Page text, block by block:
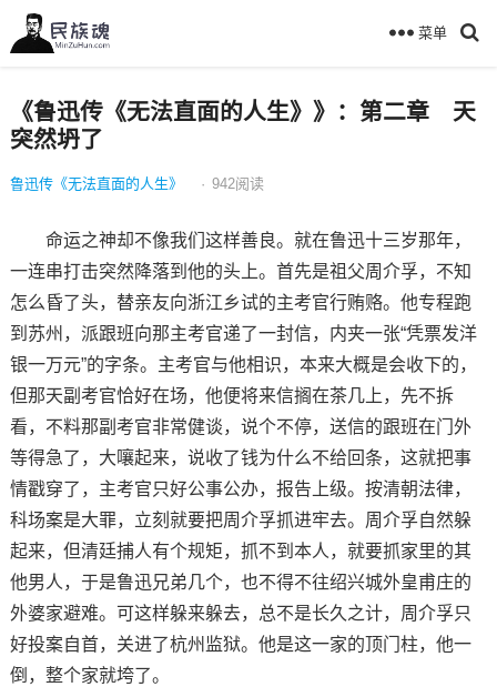
菜单
《鲁迅传《无法直面的人生》》：第二章 天
突然坍了
鲁迅传《无法直面的人生》 · 942阅读
命运之神却不像我们这样善良。就在鲁迅十三岁那年，
一连串打击突然降落到他的头上。首先是祖父周介孚，不知
怎么昏了头，替亲友向浙江乡试的主考官行贿赂。他专程跑
到苏州，派跟班向那主考官递了一封信，内夹一张“凭票发洋
银一万元”的字条。主考官与他相识，本来大概是会收下的，
但那天副考官恰好在场，他便将来信搁在茶几上，先不拆
看，不料那副考官非常健谈，说个不停，送信的跟班在门外
等得急了，大嚷起来，说收了钱为什么不给回条，这就把事
情戳穿了，主考官只好公事公办，报告上级。按清朝法律，
科场案是大罪，立刻就要把周介孚抓进牢去。周介孚自然躲
起来，但清廷捕人有个规矩，抓不到本人，就要抓家里的其
他男人，于是鲁迅兄弟几个，也不得不往绍兴城外皇甫庄的
外婆家避难。可这样躲来躲去，总不是长久之计，周介孚只
好投案自首，关进了杭州监狱。他是这一家的顶门柱，他一
倒，整个家就垮了。